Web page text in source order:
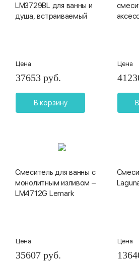
LM3729BL для ванны и
душа, встраиваемый
Цена
37653 руб.
В корзину
Цена
Смеситель для ванны с
монолитным изливом –
LM4712G Lemark
Цена
35607 руб.
Цена